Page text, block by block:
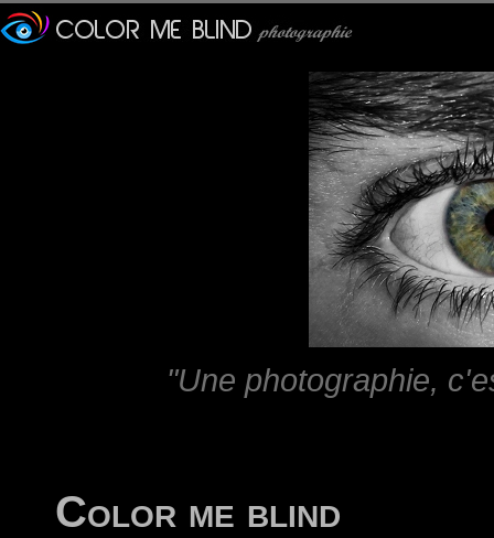
"Une photographie,
Color me blind